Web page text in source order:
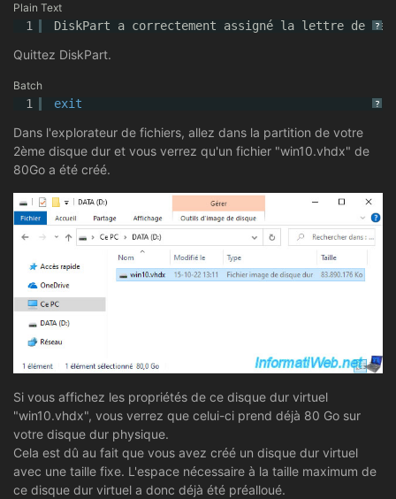
Plain Text
?
1 DiskPart a correctement assigné la lettre de
Quittez DiskPart.
Batch
?
1 exit
Dans l'explorateur de fichiers, allez dans la partition de votre
2ème disque dur et vous verrez qu'un fichier "win10.vhdx" de
80Go a été créé.
Si vous affichez les propriétés de ce disque dur virtuel
"win10.vhdx", vous verrez que celui-ci prend déjà 80 Go sur
votre disque dur physique.
Cela est dû au fait que vous avez créé un disque dur virtuel
avec une taille fixe. L'espace nécessaire à la taille maximum de
ce disque dur virtuel a donc déjà été préalloué.